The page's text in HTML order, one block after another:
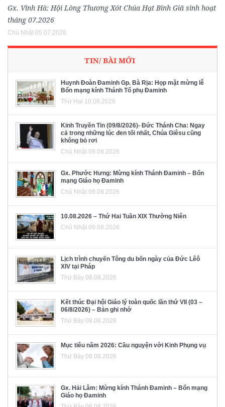
Gx. Vinh Hà: Hội Lòng Thương Xót Chúa Hạt Bình Giã sinh hoạt
tháng 07.2026
Chủ Nhật 05.07.2026
TIN/ BÀI MỚI
Huynh Đoàn Đaminh Gp. Bà Rịa: Họp mặt mừng lễ
Bổn mạng kính Thánh Tổ phụ Đaminh
Thứ Hai 10.08.2026
Kinh Truyền Tin (09/8/2026)- Đức Thánh Cha: Ngay
cả trong những lúc đen tối nhất, Chúa Giêsu cũng
không bỏ rơi
Chủ Nhật 09.08.2026
Gx. Phước Hưng: Mừng kính Thánh Đaminh – Bổn
mạng Giáo họ Đaminh
Chủ Nhật 09.08.2026
10.08.2026 – Thứ Hai Tuần XIX Thường Niên
Chủ Nhật 09.08.2026
Lịch trình chuyến Tông du bốn ngày của Đức Lêô
XIV tại Pháp
Thứ Bảy 08.08.2026
Kết thúc Đại hội Giáo lý toàn quốc lần thứ VII (03 –
06/8/2026) – Bản ghi nhớ
Thứ Bảy 08.08.2026
Mục tiêu năm 2026: Cầu nguyện với Kinh Phụng vụ
Thứ Bảy 08.08.2026
Gx. Hải Lâm: Mừng kính Thánh Đaminh – Bổn mạng
Giáo họ Đaminh